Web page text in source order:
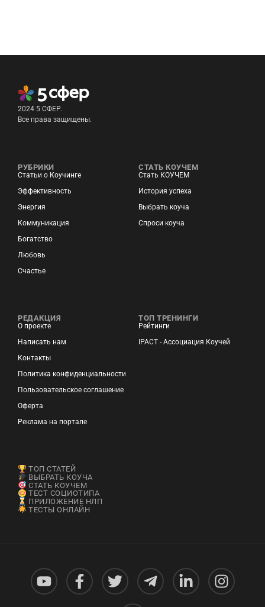
2024 5 СФЕР.
Все права защищены.
РУБРИКИ
Статьи о Коучинге
Эффективность
Энергия
Коммуникация
Богатство
Любовь
Счастье
СТАТЬ КОУЧЕМ
Стать КОУЧЕМ
История успеха
Выбрать коуча
Спроси коуча
РЕДАКЦИЯ
О проекте
Написать нам
Контакты
Политика конфиденциальности
Пользовательское соглашение
Оферта
Реклама на портале
ТОП ТРЕНИНГИ
Рейтинги
IPACT - Ассоциация Коучей
ТОП СТАТЕЙ
ВЫБРАТЬ КОУЧА
СТАТЬ КОУЧЕМ
ТЕСТ СОЦИОТИПА
ПРИЛОЖЕНИЕ НЛП
ТЕСТЫ ОНЛАЙН